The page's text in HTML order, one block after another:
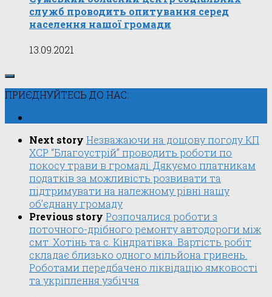
служб проводить опитування серед
населення нашої громади
13.09.2021
ПРИЄДНУЙТЕСЬ ДО НАС:
Next story Незважаючи на дощову погоду КП
ХСР “Благоустрій” проводить роботи по
покосу трави в громаді. Дякуємо платникам
податків за можливість розвивати та
підтримувати на належному рівні нашу
об’єднану громаду
Previous story Розпочалися роботи з
поточного-дрібного ремонту автодороги між
смт. Хотінь та с. Кіндратівка. Вартість робіт
складає близько одного мільйона гривень.
Роботами передбачено ліквідацію ямковості
та укріплення узбіччя